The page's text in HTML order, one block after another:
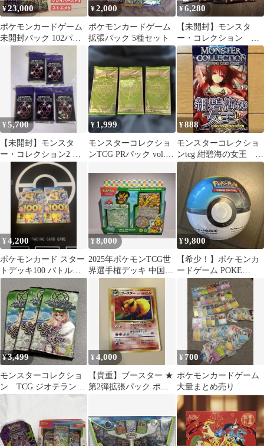
¥23,000
ポケモンカードゲーム
未開封パック 102パッ
クまとめ売り
¥2,000
ポケモンカードゲーム
拡張パック 5種セット
¥6,280
【未開封】モンスタ
ー・コレクション ア
ルフレアの不死鳥 ブ
ースターパック 10個
¥5,700
【未開封】モンスタ
ー・コレクション2 ブ
ースターパック 5パッ
¥ 1,999
モンスターコレクショ
ンTCG PRパック vol.5
¥888
モンスターコレクショ
ンtcg 紺碧海の女王 １
パック 未開封
¥4,200
ポケモンカード スター
トデッキ100 バトルコ
¥8,000
2025年ポケモンTCG世
界選手権デッキ 中国
¥9,800
【希少！】ポケモンカ
ードゲーム POKE
BALL TIN ムーンボー
¥3,499
モンスターコレクショ
ン TCG ジオテランの
歌姫 ブースターパッ
¥4,000
【貴重】ブースター ★
第2弾拡張パック ポケ
¥ 700
ポケモンカードゲーム
大量まとめ売り